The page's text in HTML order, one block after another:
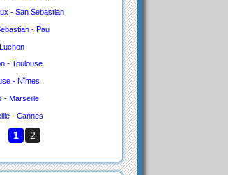
- San Sebastian
- Pau
- Toulouse
- Nîmes
- Marseille
- Cannes
1 2